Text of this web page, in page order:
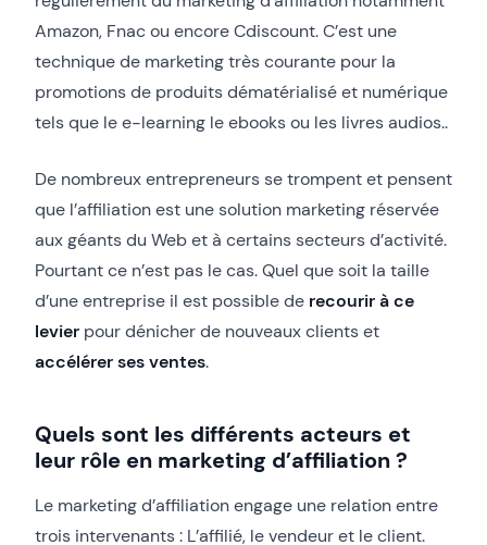
Amazon, Fnac ou encore Cdiscount. C’est une
technique de marketing très courante pour la
promotions de produits dématérialisé et numérique
tels que le e-learning le ebooks ou les livres audios..
De nombreux entrepreneurs se trompent et pensent
que l’affiliation est une solution marketing réservée
aux géants du Web et à certains secteurs d’activité.
Pourtant ce n’est pas le cas. Quel que soit la taille
d’une entreprise il est possible de recourir à ce
levier pour dénicher de nouveaux clients et
accélérer ses ventes.
Quels sont les différents acteurs et
leur rôle en marketing d’affiliation ?
Le marketing d’affiliation engage une relation entre
trois intervenants : L’affilié, le vendeur et le client.